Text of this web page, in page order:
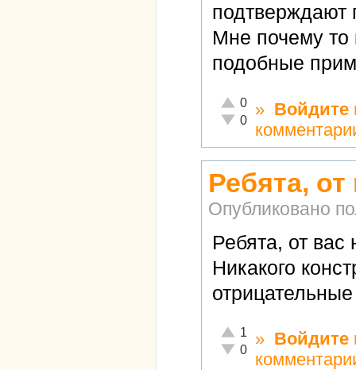
подтверждают
Мне почему то
подобные
Отлично!
0
Неадекватно!
0
» Войдите
Ребята,
Опубликовано
Ребята, от
Никакого
Отлично!
1
Неадекватно!
0
» Войдите